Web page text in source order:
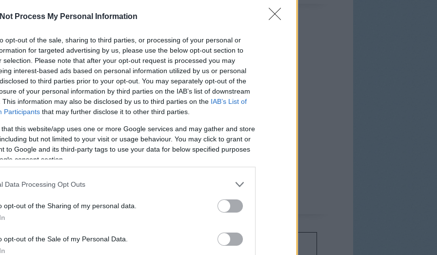
Process My Personal Information
opt-out of the sale, sharing to third parties, or processing of your personal or
for targeted advertising by us, please use the below opt-out section to
selection. Please note that after your opt-out request is processed you may
interest-based ads based on personal information utilized by us or personal
to third parties prior to your opt-out. You may separately opt-out of the
of your personal information by third parties on the IAB’s list of downstream
This information may also be disclosed by us to third parties on the IAB’s List of
Participants that may further disclose it to other third parties.
that this website/app uses one or more Google services and may gather and store
but not limited to your visit or usage behaviour. You may click to grant or
to Google and its third-party tags to use your data for below specified purposes
consent section.
Data Processing Opt Outs
opt-out of the Sharing of my personal data.
opt-out of the Sale of my Personal Data.
Normafelmutatás:
megújuló
települések a
fiatal gazdák és
az ökológiai
önellátás
szolgálatában
Vízzel feltöltött
táj vagy
tájhasználattal
feltöltött víz?!
100% kézműves
és 6 hónap
Láss csodát!